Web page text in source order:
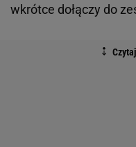
wkrótce dołączy do